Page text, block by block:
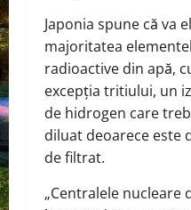
Japonia spune că va
majoritatea
radioactive din apă,
excepția tritiului, un
de hidrogen care
diluat deoarece este
de filtrat.
„Centralele nucleare